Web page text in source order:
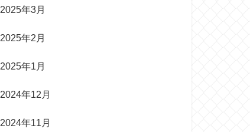
2025年3月
2025年2月
2025年1月
2024年12月
2024年11月